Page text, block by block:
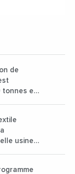
de
en
usine